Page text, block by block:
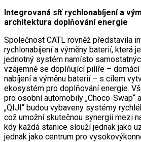
Integrovaná síť rychlonabíjení a
architektura doplňování energie
Společnost CATL rovněž představila
rychlonabíjení a výměny baterií, která
jednotný systém namísto
vzájemně se doplňující pilíře – domácí
nabíjení a výměnu baterií – s cílem
ekosystém pro doplňování energie.
pro osobní automobily „Choco-Swap“
„QIJI“ budou vybaveny systémy
což umožní skutečnou synergii mezi
kdy každá stanice slouží jednak jako
jednak jako centrum pro